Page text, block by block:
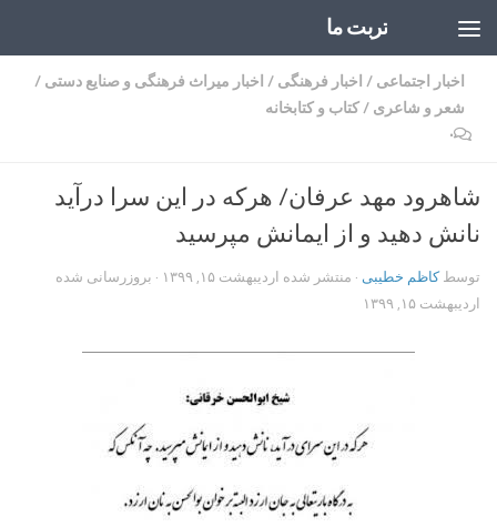
تربت ما
اخبار اجتماعی / اخبار فرهنگی / اخبار میراث فرهنگی و صنایع دستی /
شعر و شاعری /کتاب و کتابخانه
۰
شاهرود مهد عرفان/ هرکه در این سرا درآید
نانش دهید و از ایمانش مپرسید
توسطکاظم خطیبی · منتشر شده اردیبهشت ۱۵, ۱۳۹۹
· بروزرسانی شده
اردیبهشت ۱۵, ۱۳۹۹